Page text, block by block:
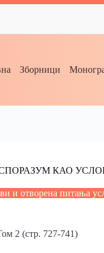
Зборници
КАО
и отворена питања
2 (стр. 727-741)